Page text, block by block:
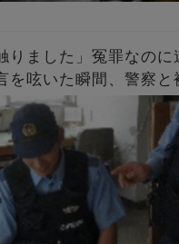
りました」冤罪なのに
を呟いた瞬間、警察と
「許して…」警察「そ